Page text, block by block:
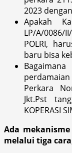
2023
Apakah
LP/A/0086/II/
POLRI,
baru bisa
Perkara
Jkt.Pst
KOPERASI
Ada
melalui tiga